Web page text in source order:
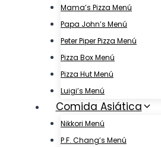
Mama’s Pizza Menú
Papa John’s Menú
Peter Piper Pizza Menú
Pizza Box Menú
Pizza Hut Menú
Luigi’s Menú
Comida Asiática
Nikkori Menú
P.F. Chang’s Menú